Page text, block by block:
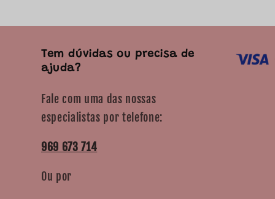
Tem dúvidas ou precisa de
ajuda?
Fale com uma das nossas
especialistas por telefone:
969 673 714
Ou por